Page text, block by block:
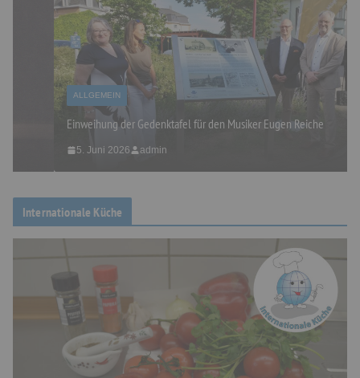
ALLGEMEIN
Einweihung der Gedenktafel für den Musiker Eugen Reiche
5. Juni 2026 admin
Internationale Küche